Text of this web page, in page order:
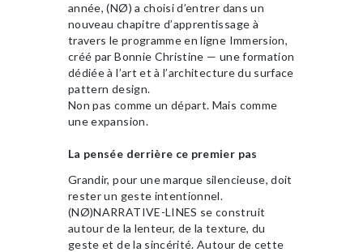
année, (NØ) a choisi d’entrer dans un
nouveau chapitre d’apprentissage à
travers le programme en ligne Immersion,
créé par Bonnie Christine — une formation
dédiée à l’art et à l’architecture du surface
pattern design.
Non pas comme un départ. Mais comme
une expansion.
La pensée derrière ce premier pas
Grandir, pour une marque silencieuse, doit
rester un geste intentionnel.
(NØ)NARRATIVE-LINES se construit
autour de la lenteur, de la texture, du
geste et de la sincérité. Autour de cette